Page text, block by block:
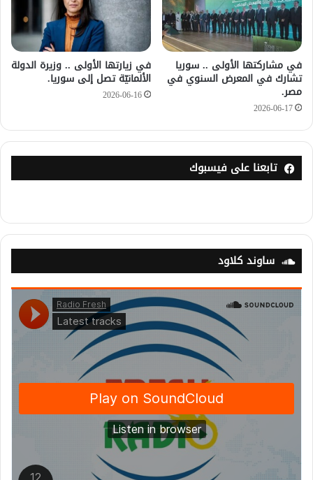
في مشاركتها الأولى .. سوريا
تشارك في المعرض السنوي في
مصر.
2026-06-17
في زيارتها الأولى .. وزيرة الدولة
الألمانيّة تصل إلى سوريا.
2026-06-16
تابعنا على فيسبوك
ساوند كلاود